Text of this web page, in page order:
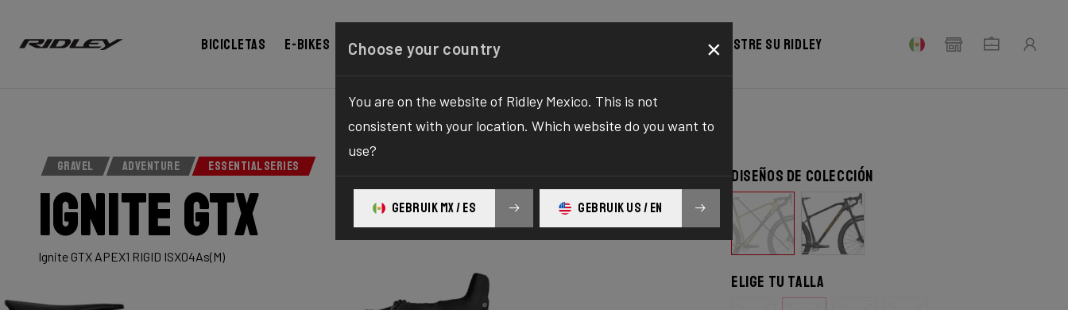
Bicicletas E-bikes Configurador Comercio Registre su Ridley
GRAVEL ADVENTURE ESSENTIAL SERIES
Ignite GTX
Ignite GTX APEX1 RIGID ISX04As(M)
Diseños de colección
Elige tu talla
Choose your country ×
You are on the website of Ridley Mexico. This is not
consistent with your location. Which website do you want to
use?
GEBRUIK MX / ES GEBRUIK US / EN